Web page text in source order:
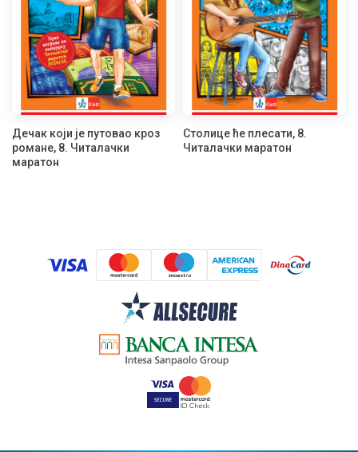
Дечак који је путовао кроз
романе, 8. Читалачки
маратон
Столице ће плесати, 8.
Читалачки маратон